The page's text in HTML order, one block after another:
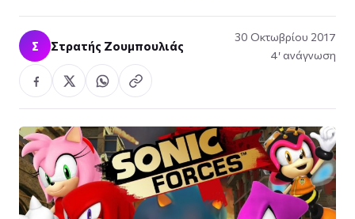
Σ Στρατής Ζουμπουλιάς
30 Οκτωβρίου 2017
4′ ανάγνωση